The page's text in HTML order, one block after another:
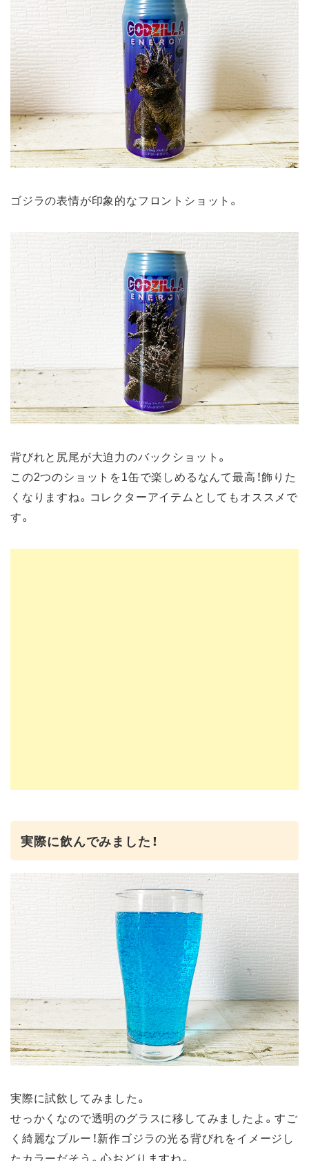
ゴジラの表情が印象的なフロントショット。
背びれと尻尾が大迫力のバックショット。
この2つのショットを1缶で楽しめるなんて最高！飾りた
くなりますね。コレクターアイテムとしてもオススメで
す。
実際に飲んでみました！
実際に試飲してみました。
せっかくなので透明のグラスに移してみましたよ。すご
く綺麗なブルー！新作ゴジラの光る背びれをイメージし
たカラーだそう。心おどりますね。